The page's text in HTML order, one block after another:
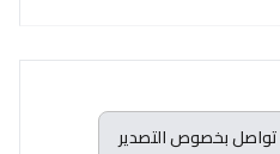
تواصل بخصوص التصدير